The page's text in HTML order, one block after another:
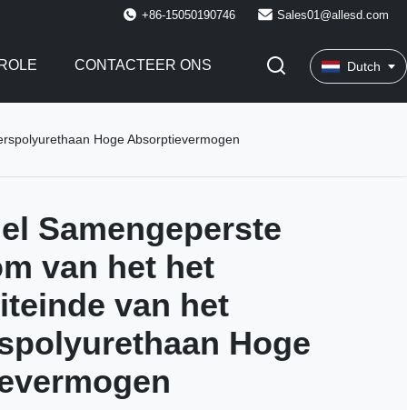
+86-15050190746 Sales01@allesd.com
CONTACTEER ONS Dutch
Hoge Absorptievermogen
Samengeperste
van het het
van het
Hoge